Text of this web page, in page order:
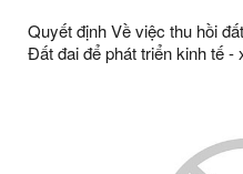
Quyết định Về việc thu hồi
Đất đai để phát triển kinh tế